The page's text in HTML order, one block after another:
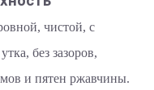
чистой, с
без зазоров,
и пятен ржавчины.